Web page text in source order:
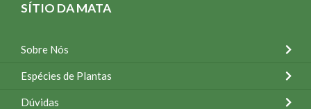
SÍTIO DA MATA
Sobre Nós
Espécies de Plantas
Dúvidas